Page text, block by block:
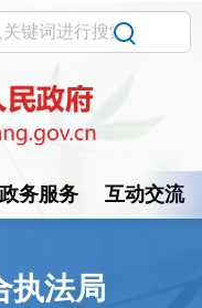
政务服务 互动交流
执法局